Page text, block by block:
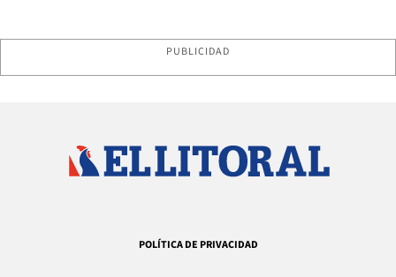
PUBLICIDAD
POLÍTICA DE PRIVACIDAD